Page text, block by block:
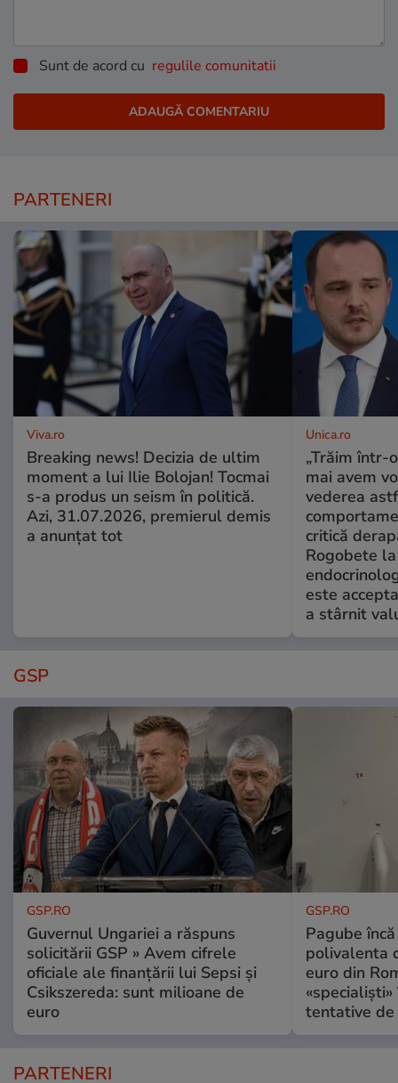
Sunt de acord cu regulile comunitatii
PARTENERI
Viva.ro
Breaking news! Decizia de ultim
moment a lui Ilie Bolojan! Tocmai
s-a produs un seism în politică.
Azi, 31.07.2026, premierul demis
a anunțat tot
Unica.ro
„Trăim într-
mai avem
vederea
critică
Rogobete
este
a stârnit
GSP
GSP.RO
Guvernul Ungariei a răspuns
solicitării GSP » Avem cifrele
oficiale ale finanțării lui Sepsi și
Csikszereda: sunt milioane de
euro
GSP.RO
Pagube
polivalenta
euro din
tentative de
PARTENERI